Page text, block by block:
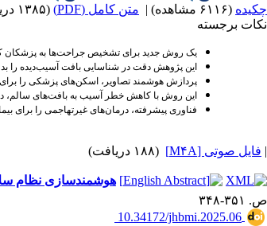
چکیده (۶۱۱۶ مشاهده) | متن کامل (PDF) (۱۳۸۵ دریافت)
نکات برجسته
یک روش جدید برای تشخیص جراحت‌ها به پزشکان
این پژوهش دقت در شناسایی بافت آسیب‌دیده را
پردازش هوشمند تصاویر، اسکن‌های پزشکی را
این روش با کاهش خطر آسیب به بافت‌های سالم،
فناوری پیشرفته، درمان‌های غیرتهاجمی را برای
| فایل صوتی [M۴A] (۱۸۸ دریافت)
هوشمندسازی نظام
ص. ۳۵۱-۳۴۸
‎ 10.34172/jhbmi.2025.06